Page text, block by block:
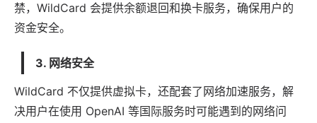
禁，WildCard 会提供余额退回和换卡服务，确保用户的
资金安全。
3. 网络安全
WildCard 不仅提供虚拟卡，还配套了网络加速服务，解
决用户在使用 OpenAI 等国际服务时可能遇到的网络问